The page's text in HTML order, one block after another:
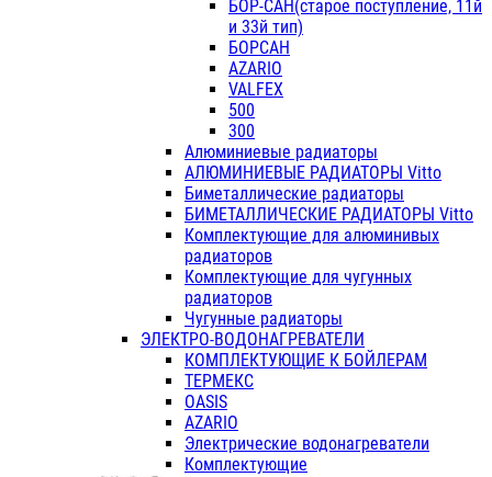
БОР-САН(старое поступление, 11й
и 33й тип)
БОРСАН
AZARIO
VALFEX
500
300
Алюминиевые радиаторы
АЛЮМИНИЕВЫЕ РАДИАТОРЫ Vitto
Биметаллические радиаторы
БИМЕТАЛЛИЧЕСКИЕ РАДИАТОРЫ Vitto
Комплектующие для алюминивых
радиаторов
Комплектующие для чугунных
радиаторов
Чугунные радиаторы
ЭЛЕКТРО-ВОДОНАГРЕВАТЕЛИ
КОМПЛЕКТУЮЩИЕ К БОЙЛЕРАМ
ТЕРМЕКС
OASIS
AZARIO
Электрические водонагреватели
Комплектующие